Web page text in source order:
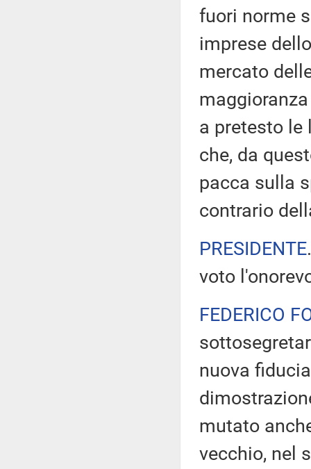
fuori norme
imprese
mercato
a pretesto le
che, da
pacca sulla
contrario
PRESIDENTE
voto
FEDERICO
nuova
mutato
vecchio, nel